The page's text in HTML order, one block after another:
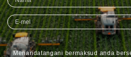
Menandatangani bermaksud anda